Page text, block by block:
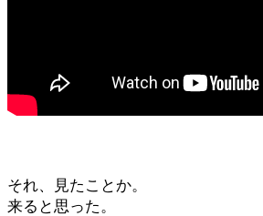
それ、見たことか。
来ると思った。